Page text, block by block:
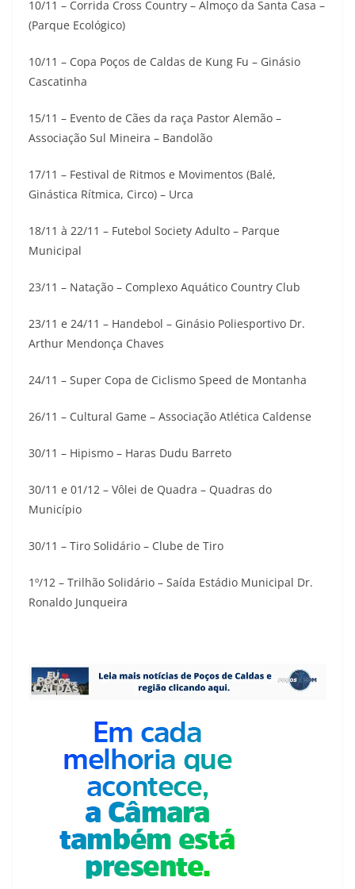
10/11 – Corrida Cross Country – Almoço da Santa Casa –
(Parque Ecológico)
10/11 – Copa Poços de Caldas de Kung Fu – Ginásio
Cascatinha
15/11 – Evento de Cães da raça Pastor Alemão –
Associação Sul Mineira – Bandolão
17/11 – Festival de Ritmos e Movimentos (Balé,
Ginástica Rítmica, Circo) – Urca
18/11 à 22/11 – Futebol Society Adulto – Parque
Municipal
23/11 – Natação – Complexo Aquático Country Club
23/11 e 24/11 – Handebol – Ginásio Poliesportivo Dr.
Arthur Mendonça Chaves
24/11 – Super Copa de Ciclismo Speed de Montanha
26/11 – Cultural Game – Associação Atlética Caldense
30/11 – Hipismo – Haras Dudu Barreto
30/11 e 01/12 – Vôlei de Quadra – Quadras do
Município
30/11 – Tiro Solidário – Clube de Tiro
1º/12 – Trilhão Solidário – Saída Estádio Municipal Dr.
Ronaldo Junqueira